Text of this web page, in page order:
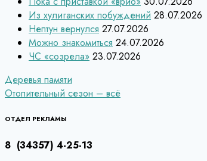
Из хулиганских побуждений 28.07.2026
Нептун вернулся 27.07.2026
Можно знакомиться 24.07.2026
ЧС «созрела» 23.07.2026
Навигация
по
записям
Деревья памяти
Отопительный сезон – всё
ОТДЕЛ РЕКЛАМЫ
8 (34357) 4-25-13